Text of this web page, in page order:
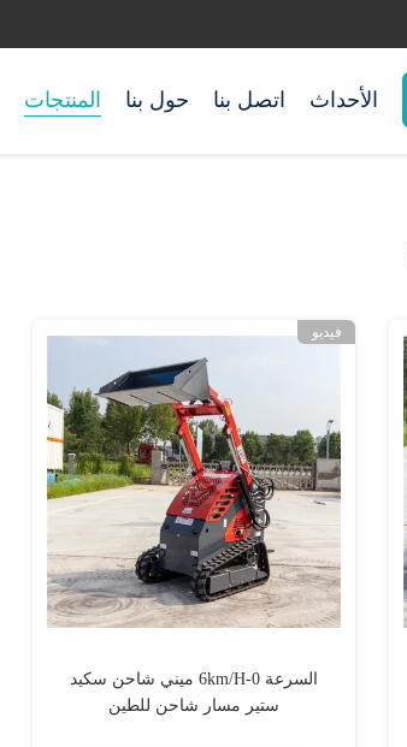
المنتجات حول بنا اتصل بنا الأحداث
فيديو
السرعة 0-6km/H ميني شاحن سكيد
ستير مسار شاحن للطين